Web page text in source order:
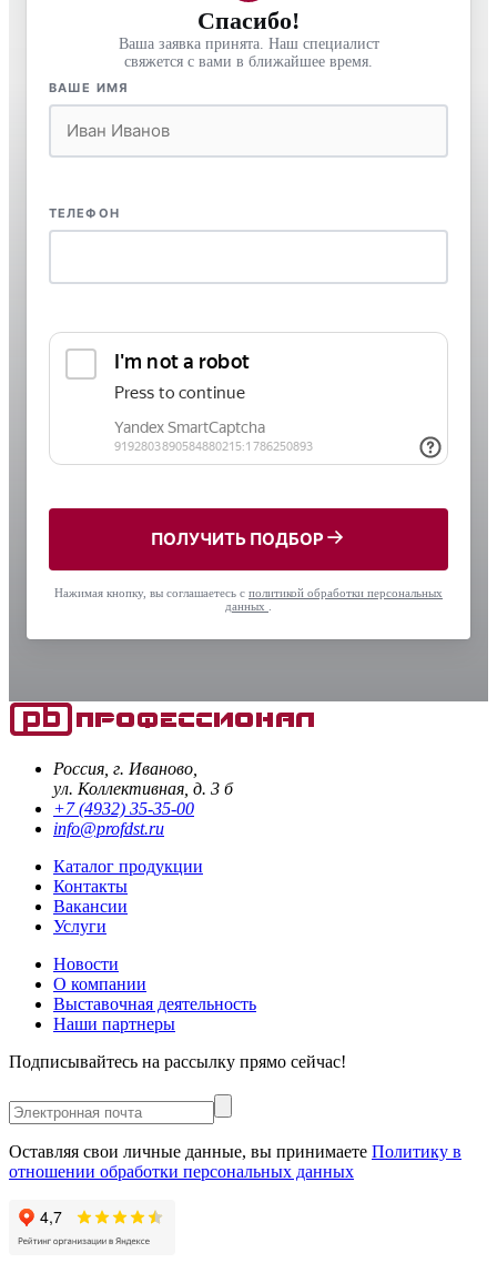
Спасибо!
Ваша заявка принята. Наш специалист
свяжется с вами в ближайшее время.
ВАШЕ ИМЯ
ТЕЛЕФОН
ПОЛУЧИТЬ ПОДБОР
Нажимая кнопку, вы соглашаетесь с политикой обработки персональных
данных
Россия, г. Иваново,
ул. Коллективная, д. 3 б
+7 (4932) 35-35-00
info@profdst.ru
Каталог продукции
Контакты
Вакансии
Услуги
Новости
О компании
Выставочная деятельность
Наши партнеры
Подписывайтесь на рассылку прямо сейчас!
Оставляя свои личные данные, вы принимаете Политику в
отношении обработки персональных данных